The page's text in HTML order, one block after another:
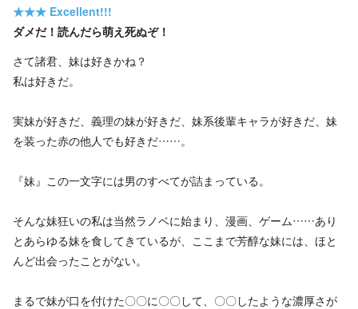
★★★ Excellent!!!
ダメだ！読んだら萌え死ぬぞ！
さて諸君、妹は好きかね？
私は好きだ。
実妹が好きだ、義理の妹が好きだ、妹系後輩キャラが好きだ、妹
を装った赤の他人でも好きだ……。
『妹』この一文字には男のすべてが詰まっている。
そんな妹狂いの私は当然ラノベに始まり、漫画、ゲーム……あり
とあらゆる妹を食してきているが、ここまで芳醇な妹には、ほと
んど出会ったことがない。
まるで妹が口を付けた〇〇に〇〇して、〇〇したような濃厚さが